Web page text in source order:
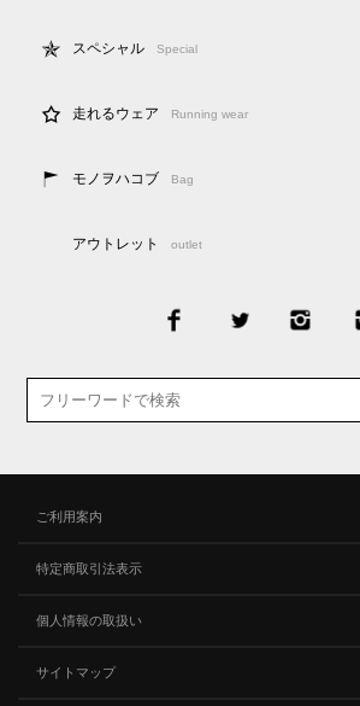
スペシャル Special
走れるウェア Running wear
モノヲハコブ Bag
アウトレット outlet
ご利用案内
特定商取引法表示
個人情報の取扱い
サイトマップ